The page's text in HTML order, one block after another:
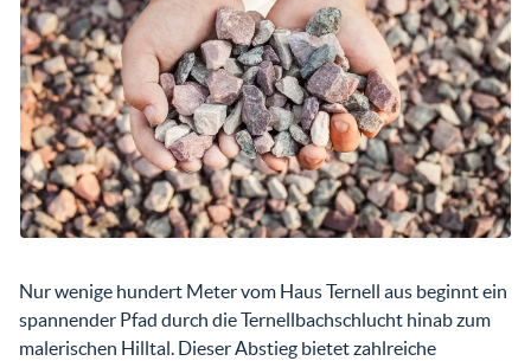
Nur wenige hundert Meter vom Haus Ternell aus beginnt ein
spannender Pfad durch die Ternellbachschlucht hinab zum
malerischen Hilltal. Dieser Abstieg bietet zahlreiche